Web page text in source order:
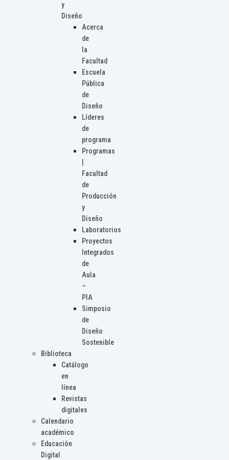
y
Diseño
Acerca
de
la
Facultad
Escuela
Pública
de
Diseño
Líderes
de
programa
Programas
Facultad
de
Producción
y
Diseño
Laboratorios
Proyectos
Integrados
de
Aula
–
PIA
Simposio
de
Diseño
Sostenible
Biblioteca
Catálogo
en
línea
Revistas
digitales
Calendario
académico
Educación
Digital